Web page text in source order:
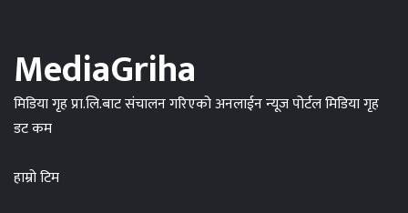
MediaGriha
मिडिया गृह प्रा.लि.बाट संचालन गरिएको अनलाईन न्यूज पोर्टल मिडिया गृह
डट कम
हाम्रो टिम